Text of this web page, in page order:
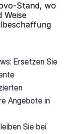
Stand, wo
Weise
Ersetzen Sie
Angebote in
Sie bei